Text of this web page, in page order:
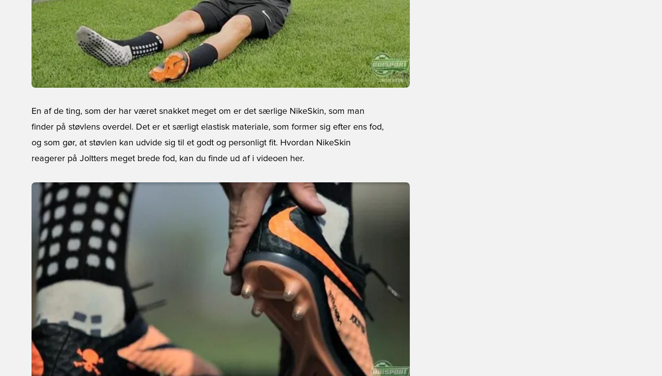
En af de ting, som der har været snakket meget om er det særlige NikeSkin, som man
finder på støvlens overdel. Det er et særligt elastisk materiale, som former sig efter ens fod,
og som gør, at støvlen kan udvide sig til et godt og personligt fit. Hvordan NikeSkin
reagerer på Joltters meget brede fod, kan du finde ud af i videoen her.